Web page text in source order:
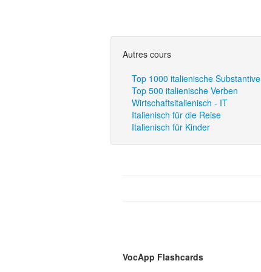
Autres cours
Top 1000 italienische Substantive
Top 500 italienische Verben
Wirtschaftsitalienisch - IT
Italienisch für die Reise
Italienisch für Kinder
VocApp Flashcards